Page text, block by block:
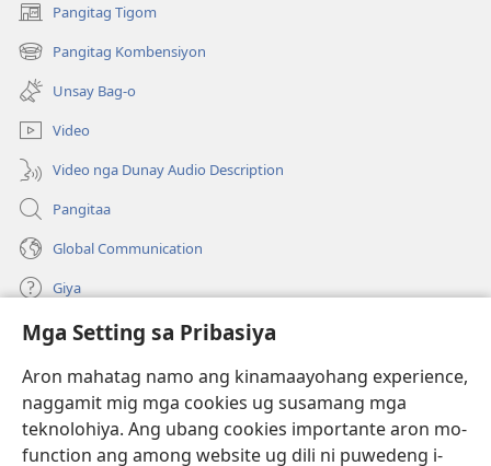
Mga Setting sa Pribasiya
Aron mahatag namo ang kinamaayohang experience,
naggamit mig mga cookies ug susamang mga
teknolohiya. Ang ubang cookies importante aron mo-
function ang among website ug dili ni puwedeng i-
Pangitag Tigom
(mo-
open
ug
bag-
ong
window)
Pangitag Kombensiyon
(mo-
open
ug
bag-
ong
window)
Unsay Bag-o
Video
Video nga Dunay Audio Description
Pangitaa
Global Communication
Giya
Donasyon
(mo-
open
bag-
ong
window)
Watchtower ONLINE NGA LIBRARYA
(mo-
open
ug
JW Hub